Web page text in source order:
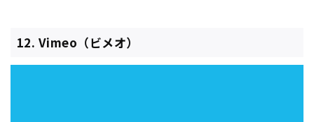
12. Vimeo（ビメオ）